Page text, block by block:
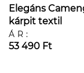
Elegáns
kárpit textil
ÁR:
53 490 Ft